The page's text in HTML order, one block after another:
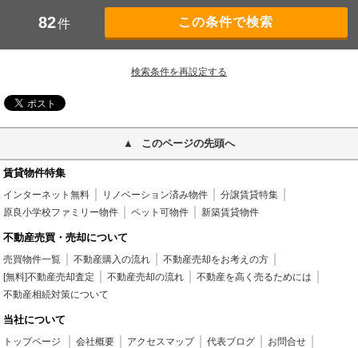
82件
検索条件を再設定する
このページの先頭へ
賃貸物件特集
インターネット無料 リノベーション済み物件
分譲賃貸特集
原良小学校ファミリー物件
ペット可物件 新築賃貸物件
不動産売買・売却について
売買物件一覧 不動産購入の流れ
不動産売却をお考えの方
[無料]不動産売却査定
不動産売却の流れ
不動産を高く売るためには
不動産相続対策について
当社について
トップページ 会社概要 アクセスマップ 代表ブログ
お問合せ